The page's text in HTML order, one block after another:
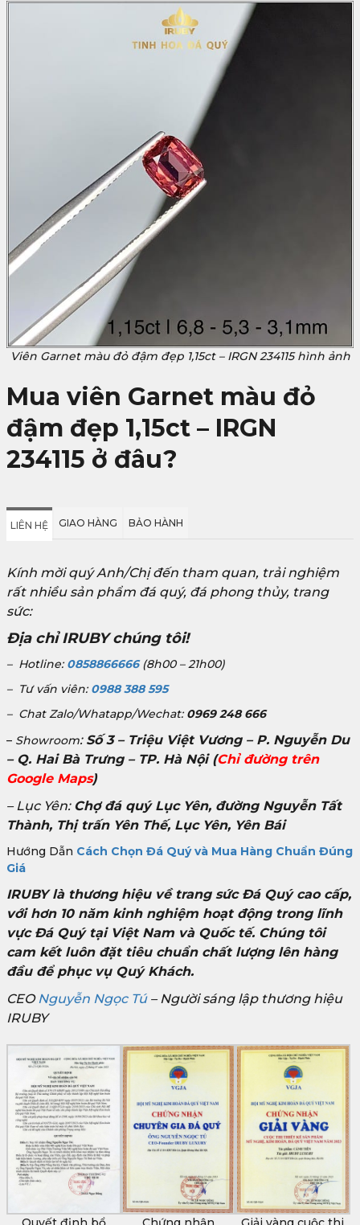
Viên Garnet màu đỏ đậm đẹp 1,15ct – IRGN 234115 hình ảnh
Mua viên Garnet màu đỏ
đậm đẹp 1,15ct – IRGN
234115 ở đâu?
LIÊN HỆ GIAO HÀNG BẢO HÀNH
Kính mời quý Anh/Chị đến tham quan, trải nghiệm
rất nhiều sản phẩm đá quý, đá phong thủy, trang
sức:
Địa chỉ IRUBY chúng tôi!
– Hotline: 0858866666(8h00 – 21h00)
– Tư vấn viên: 0988 388 595
– Chat Zalo/Whatapp/Wechat: 0969 248 666
– Showroom: Số 3 – Triệu Việt Vương – P. Nguyễn Du
– Q. Hai Bà Trưng – TP. Hà Nội(Chỉ đường trên
Google Maps)
– Lục Yên: Chợ đá quý Lục Yên, đường Nguyễn Tất
Thành, Thị trấn Yên Thế, Lục Yên, Yên Bái
Hướng Dẫn Cách Chọn Đá Quý và Mua Hàng Chuẩn Đúng
Giá
IRUBY là thương hiệu về trang sức Đá Quý cao cấp,
với hơn 10 năm kinh nghiệm hoạt động trong lĩnh
vực Đá Quý tại Việt Nam và Quốc tế. Chúng tôi
cam kết luôn đặt tiêu chuẩn chất lượng lên hàng
đầu để phục vụ Quý Khách.
CEONguyễn Ngọc Tú– Người sáng lập thương hiệu
IRUBY